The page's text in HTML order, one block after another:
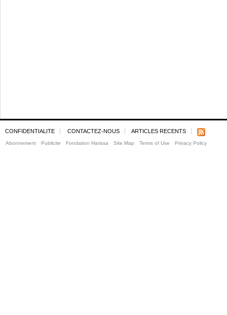
CONFIDENTIALITE CONTACTEZ-NOUS ARTICLES RECENTS
Abonnement Publicite Fondation Harissa Site Map Terms of Use Privacy Policy